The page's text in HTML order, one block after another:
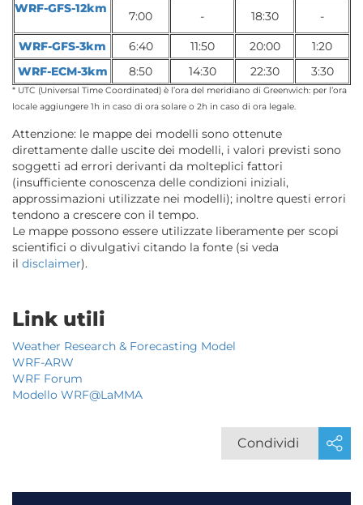
WRF-GFS-12km
7:00 - 18:30 -
WRF-GFS-3km 6:40 11:50 20:00
1:20
WRF-ECM-3km
8:50 14:30 22:30 3:30
* UTC (Universal Time Coordinated) è l’ora del meridiano di Greenwich: per l’ora
locale aggiungere 1h in caso di ora solare o 2h in caso di ora legale.
Attenzione: le mappe dei modelli sono ottenute
direttamente dalle uscite dei modelli, i valori previsti sono
soggetti ad errori derivanti da molteplici fattori
(insufficiente conoscenza delle condizioni iniziali,
approssimazioni utilizzate nei modelli); inoltre questi errori
tendono a crescere con il tempo.
Le mappe possono essere utilizzate liberamente per scopi
scientifici o divulgativi citando la fonte (si veda
il disclaimer).
Link utili
Weather Research & Forecasting Model
WRF-ARW
WRF Forum
Modello WRF@LaMMA
Condividi